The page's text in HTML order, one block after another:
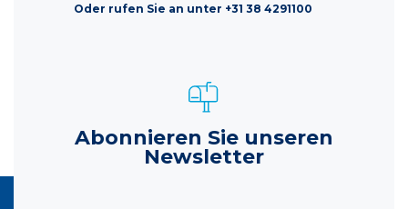
Oder rufen Sie an unter +31 38 4291100
Abonnieren Sie unseren
Newsletter